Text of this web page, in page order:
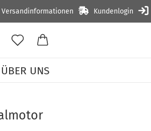
Kundenlogin
Versandinformationen
ÜBER UNS